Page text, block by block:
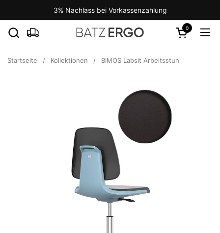
Zum Inhalt springen3% Nachlass bei Vorkassenzahlung
Warenkorb
0
Startseite / Kollektionen / BIMOS Labsit Arbeitsstuhl